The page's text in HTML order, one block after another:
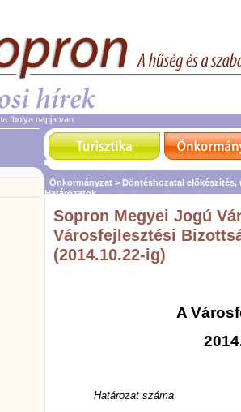
Ibolya napja van
Önkormányzat > Döntéshozatal előkészítés,
Határozatok
Sopron Megyei Jogú
Városfejlesztési
(2014.10.22-ig)
A
Határozat száma